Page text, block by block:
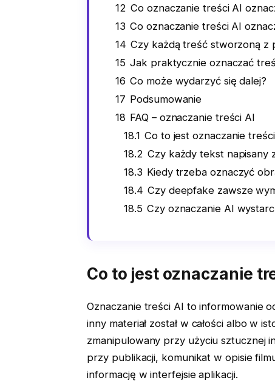
12 Co oznaczanie treści AI
13 Co oznaczanie treści AI
14 Czy każdą treść stworzoną z
15 Jak praktycznie oznaczać
16 Co może wydarzyć się dalej?
17 Podsumowanie
18 FAQ – oznaczanie treści AI
18.1 Co to jest oznaczanie
18.2 Czy każdy tekst napisany
18.3 Kiedy trzeba oznaczyć
18.4 Czy deepfake zawsze
18.5 Czy oznaczanie AI
Co to jest oznaczanie
Oznaczanie treści AI to informowanie
inny materiał został w całości albo w
zmanipulowany przy użyciu sztucznej
przy publikacji, komunikat w opisie
informację w interfejsie aplikacji.